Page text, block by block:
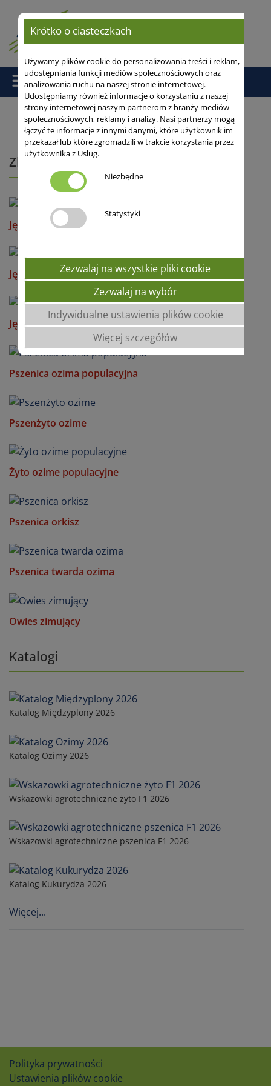
Strona główna/Odmiany/Zboża populacyjne/ Zboża ozime
Katalogi
Katalog Międzyplony 2026
Katalog Ozimy 2026
Wskazowki agrotechniczne żyto F1 2026
Wskazowki agrotechniczne pszenica F1 2026
Katalog Kukurydza 2026
Więcej...
Zboża ozime
Jęczmień ozimy wielorzędowy
Jęczmień ozimy dwurzędowy
Jęczmień ozimy browarny
Pszenica ozima populacyjna
Pszenżyto ozime
Żyto ozime populacyjne
Pszenica orkisz
Pszenica twarda ozima
Owies zimujący
Krótko o ciasteczkach
Używamy plików cookie do personalizowania treści i reklam,
udostępniania funkcji mediów społecznościowych oraz
analizowania ruchu na naszej stronie internetowej.
Udostępniamy również informacje o korzystaniu z naszej
strony internetowej naszym partnerom z branży mediów
społecznościowych, reklamy i analizy. Nasi partnerzy mogą
łączyć te informacje z innymi danymi, które użytkownik im
przekazał lub które zgromadzili w trakcie korzystania przez
użytkownika z Usług.
Niezbędne
Statystyki
Zezwalaj na wszystkie pliki cookie
Zezwalaj na wybór
Indywidualne ustawienia plików cookie
Więcej szczegółów
Polityka prywatności
Ustawienia plików cookie